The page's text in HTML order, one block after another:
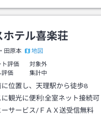
ホテル喜楽荘
田原本
地図
ト評価
対象外
評価
集計中
位置し、天理駅から徒歩8
観光に便利!全室ネット接続可
サービス/ＦＡＸ送受信無料